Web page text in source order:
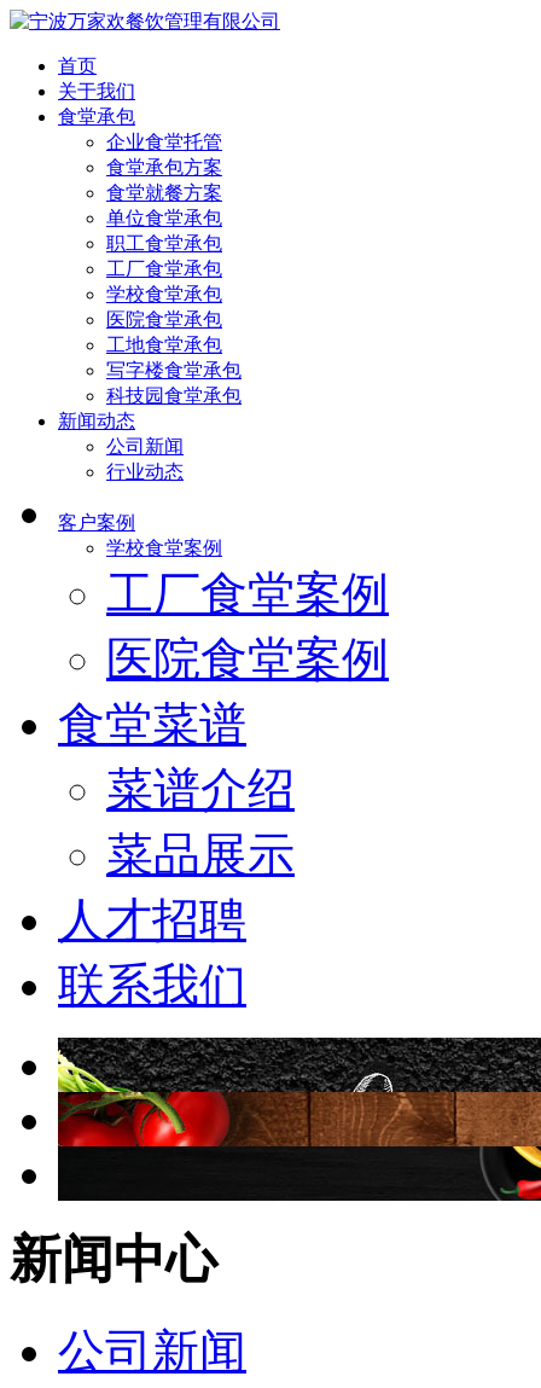
首页
关于我们
食堂承包
企业食堂托管
食堂承包方案
食堂就餐方案
单位食堂承包
职工食堂承包
工厂食堂承包
学校食堂承包
医院食堂承包
工地食堂承包
写字楼食堂承包
科技园食堂承包
新闻动态
公司新闻
行业动态
客户案例
学校食堂案例
工厂食堂案例
医院食堂案例
食堂菜谱
菜谱介绍
菜品展示
人才招聘
联系我们
新闻中心
公司新闻